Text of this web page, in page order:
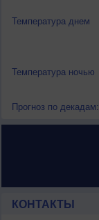
Температура днем
Температура ночью
Прогноз по декадам:
КОНТАКТЫ